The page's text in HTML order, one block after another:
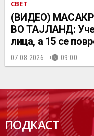
СВЕТ
(ВИДЕО)
ВО ТАЈЛАНД:
лица, а 15 се
07.08.2026. 09:00
ПОДКАСТ